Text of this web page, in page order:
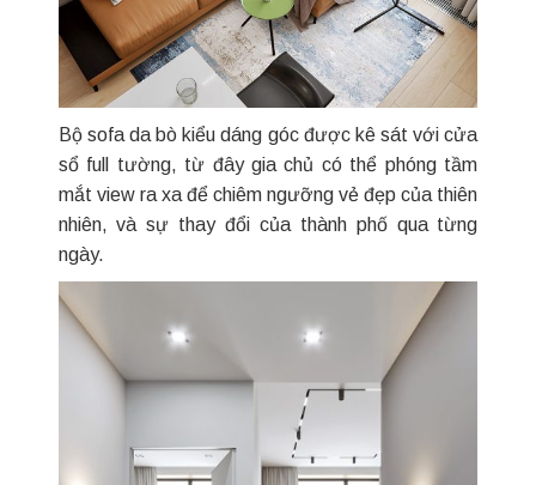
Bộ sofa da bò kiểu dáng góc được kê sát với cửa
sổ full tường, từ đây gia chủ có thể phóng tầm
mắt view ra xa để chiêm ngưỡng vẻ đẹp của thiên
nhiên, và sự thay đổi của thành phố qua từng
ngày.